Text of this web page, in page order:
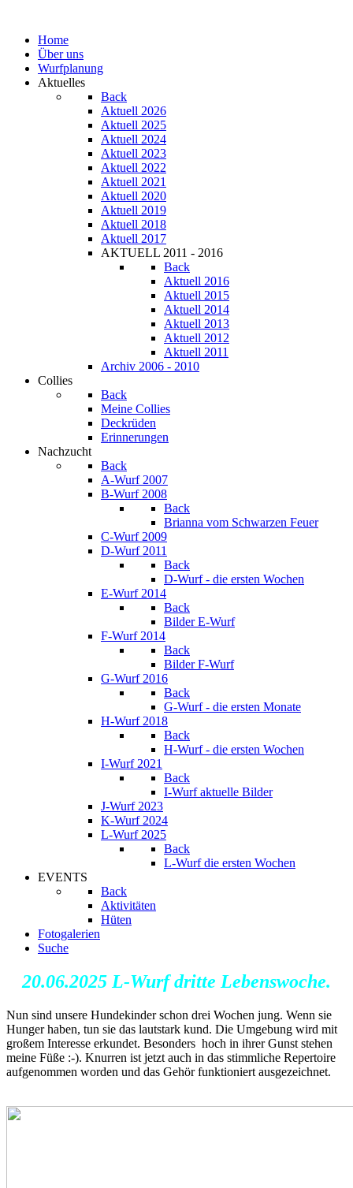
Home
Über uns
Wurfplanung
Aktuelles
Back
Aktuell 2026
Aktuell 2025
Aktuell 2024
Aktuell 2023
Aktuell 2022
Aktuell 2021
Aktuell 2020
Aktuell 2019
Aktuell 2018
Aktuell 2017
AKTUELL 2011 - 2016
Back
Aktuell 2016
Aktuell 2015
Aktuell 2014
Aktuell 2013
Aktuell 2012
Aktuell 2011
Archiv 2006 - 2010
Collies
Back
Meine Collies
Deckrüden
Erinnerungen
Nachzucht
Back
A-Wurf 2007
B-Wurf 2008
Back
Brianna vom Schwarzen Feuer
C-Wurf 2009
D-Wurf 2011
Back
D-Wurf - die ersten Wochen
E-Wurf 2014
Back
Bilder E-Wurf
F-Wurf 2014
Back
Bilder F-Wurf
G-Wurf 2016
Back
G-Wurf - die ersten Monate
H-Wurf 2018
Back
H-Wurf - die ersten Wochen
I-Wurf 2021
Back
I-Wurf aktuelle Bilder
J-Wurf 2023
K-Wurf 2024
L-Wurf 2025
Back
L-Wurf die ersten Wochen
EVENTS
Back
Aktivitäten
Hüten
Fotogalerien
Suche
20.06.2025 L-Wurf dritte Lebenswoche.
Nun sind unsere Hundekinder schon drei Wochen jung. Wenn sie
Hunger haben, tun sie das lautstark kund. Die Umgebung wird mit
großem Interesse erkundet. Besonders hoch in ihrer Gunst stehen
meine Füße :-). Knurren ist jetzt auch in das stimmliche Repertoire
aufgenommen worden und das Gehör funktioniert ausgezeichnet.